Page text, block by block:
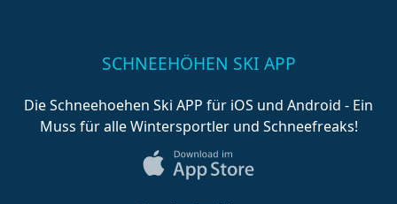
SCHNEEHÖHEN SKI APP
Die Schneehoehen Ski APP für iOS und Android - Ein
Muss für alle Wintersportler und Schneefreaks!